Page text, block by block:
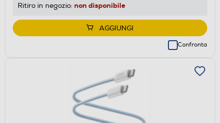
Ritiro in negozio: non disponibile
AGGIUNGI
Confronta